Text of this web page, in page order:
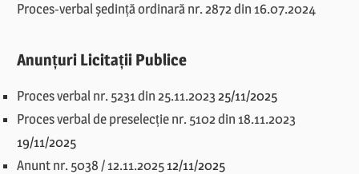
Proces-verbal ședință ordinară nr. 2872 din 16.07.2024
Anunțuri Licitații Publice
Proces verbal nr. 5231 din 25.11.2023 25/11/2025
Proces verbal de preselecție nr. 5102 din 18.11.2023
19/11/2025
Anunt nr. 5038 / 12.11.2025 12/11/2025